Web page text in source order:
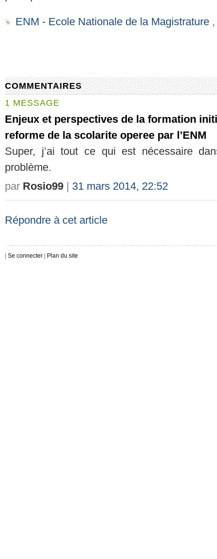
ENM - Ecole Nationale de la Magistrature
COMMENTAIRES
1 MESSAGE
Enjeux et perspectives de la formation
reforme de la scolarite operee par l’ENM
Super, j’ai tout ce qui est nécessaire
problème.
par Rosio99 | 31 mars 2014, 22:52
Répondre à cet article
| Se connecter | Plan du site